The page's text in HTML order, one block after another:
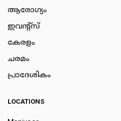
ആരോഗ്യം
ഇവന്റ്സ്
കേരളം
ചരമം
പ്രാദേശികം
LOCATIONS